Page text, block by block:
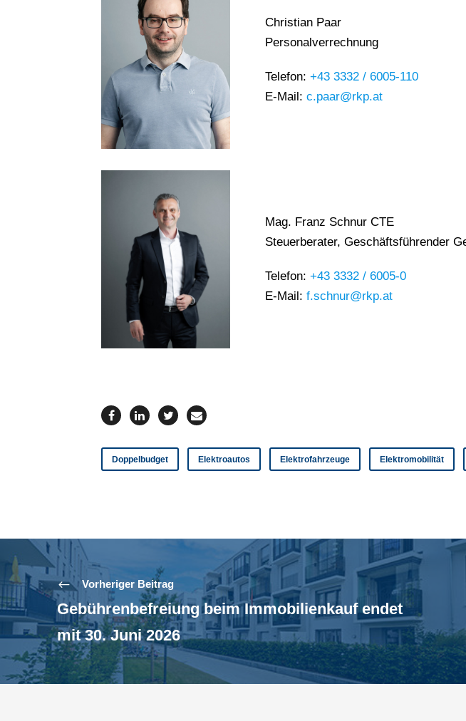
Christian Paar
Personalverrechnung
Telefon: +43 3332 / 6005-110
E-Mail: c.paar@rkp.at
Mag. Franz Schnur CTE
Steuerberater, Geschäftsführender
Telefon: +43 3332 / 6005-0
E-Mail: f.schnur@rkp.at
Doppelbudget Elektroautos Elektrofahrzeuge Elektromobilität
Vorheriger Beitrag
Gebührenbefreiung beim Immobilienkauf endet
mit 30. Juni 2026